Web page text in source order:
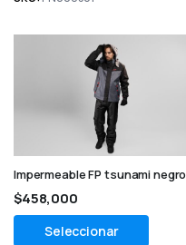
Impermeable FP tsunami negro
$458,000
Seleccionar